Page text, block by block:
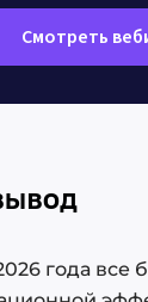
Смотреть
года все